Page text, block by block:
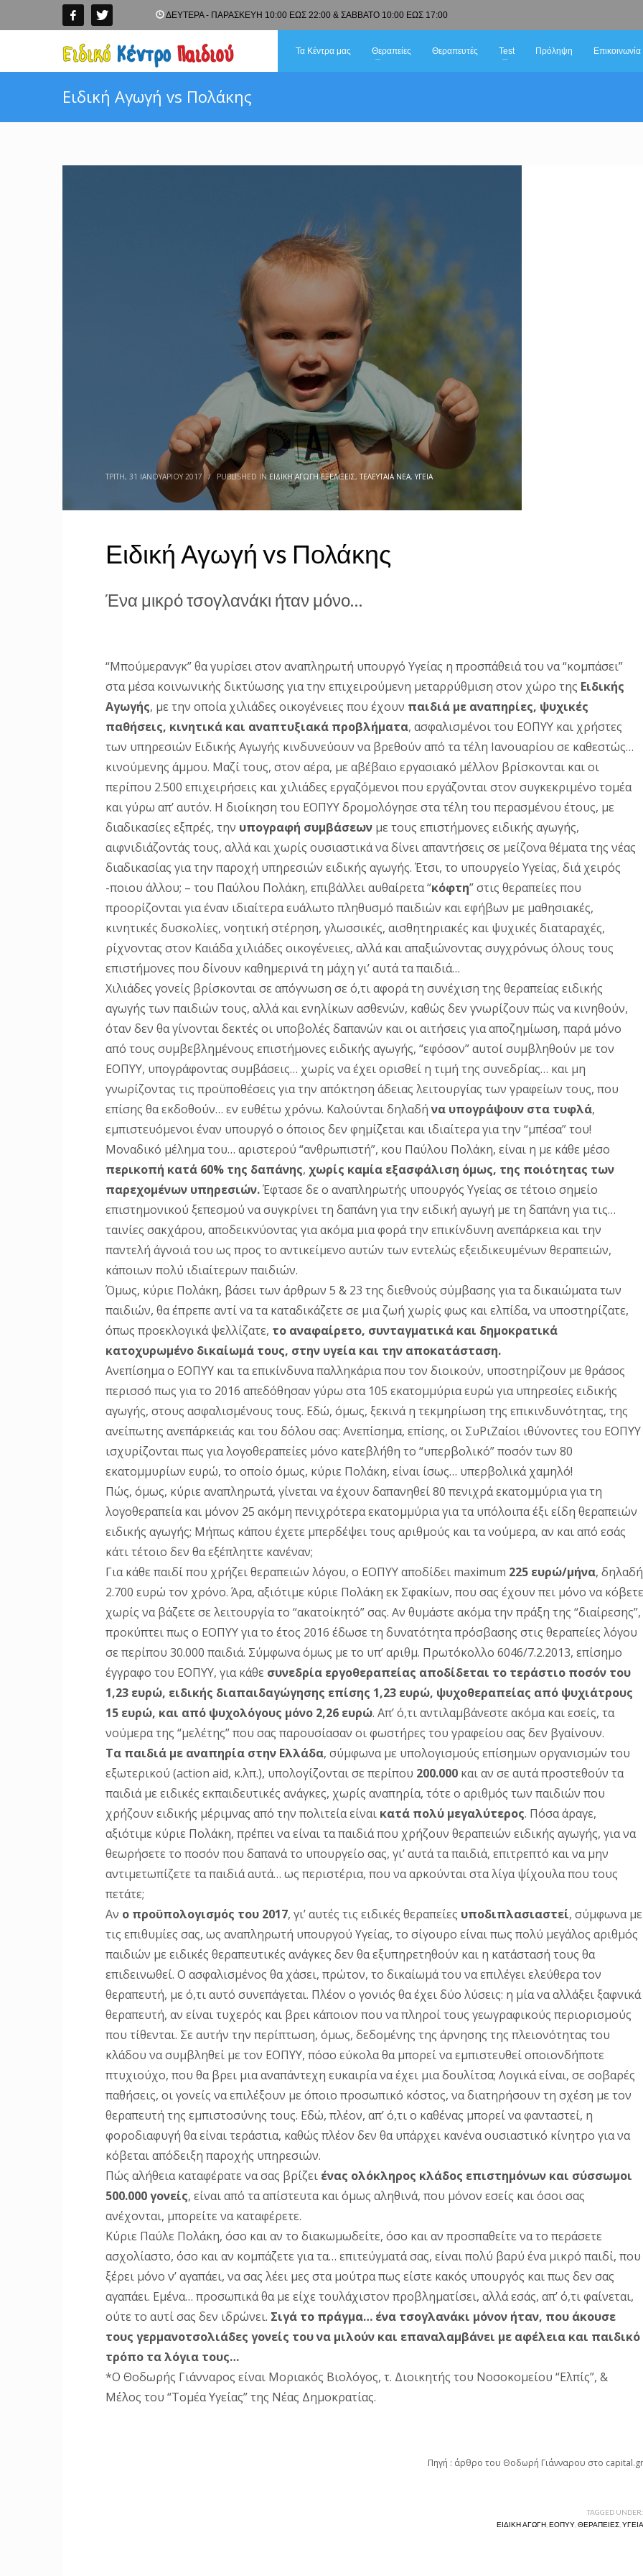
ΔΕΥΤΕΡΑ - ΠΑΡΑΣΚΕΥΗ 10:00 ΕΩΣ 22:00 & ΣΑΒΒΑΤΟ 10:00 ΕΩΣ 17:00
Τα Κέντρα μας Θεραπείες Θεραπευτές Test Πρόληψη Επικοινωνία
Ειδική Αγωγή vs Πολάκης
ΤΡΊΤΗ, 31 ΙΑΝΟΥΑΡΊΟΥ 2017 / PUBLISHED INΕΙΔΙΚΉ ΑΓΩΓΉ ΕΞΕΛΊΞΕΙΣ,ΤΕΛΕΥΤΑΊΑ ΝΈΑ, ΥΓΕΊΑ
Ειδική Αγωγή vs Πολάκης
Ένα μικρό τσογλανάκι ήταν μόνο…
“Μπούμερανγκ” θα γυρίσει στον αναπληρωτή υπουργό Υγείας η προσπάθειά του να “κομπάσει”
στα μέσα κοινωνικής δικτύωσης για την επιχειρούμενη μεταρρύθμιση στον χώρο της Ειδικής
Αγωγής, με την οποία χιλιάδες οικογένειες που έχουν παιδιά με αναπηρίες, ψυχικές
παθήσεις, κινητικά και αναπτυξιακά προβλήματα, ασφαλισμένοι του ΕΟΠΥΥ και χρήστες
των υπηρεσιών Ειδικής Αγωγής κινδυνεύουν να βρεθούν από τα τέλη Ιανουαρίου σε καθεστώς…
κινούμενης άμμου. Μαζί τους, στον αέρα, με αβέβαιο εργασιακό μέλλον βρίσκονται και οι
περίπου 2.500 επιχειρήσεις και χιλιάδες εργαζόμενοι που εργάζονται στον συγκεκριμένο τομέα
και γύρω απ’ αυτόν. Η διοίκηση του ΕΟΠΥΥ δρομολόγησε στα τέλη του περασμένου έτους, με
διαδικασίες εξπρές, την υπογραφή συμβάσεων με τους επιστήμονες ειδικής αγωγής,
αιφνιδιάζοντάς τους, αλλά και χωρίς ουσιαστικά να δίνει απαντήσεις σε μείζονα θέματα της νέας
διαδικασίας για την παροχή υπηρεσιών ειδικής αγωγής. Έτσι, το υπουργείο Υγείας, διά χειρός
-ποιου άλλου; – του Παύλου Πολάκη, επιβάλλει αυθαίρετα “κόφτη” στις θεραπείες που
προορίζονται για έναν ιδιαίτερα ευάλωτο πληθυσμό παιδιών και εφήβων με μαθησιακές,
κινητικές δυσκολίες, νοητική στέρηση, γλωσσικές, αισθητηριακές και ψυχικές διαταραχές,
ρίχνοντας στον Καιάδα χιλιάδες οικογένειες, αλλά και απαξιώνοντας συγχρόνως όλους τους
επιστήμονες που δίνουν καθημερινά τη μάχη γι’ αυτά τα παιδιά…
Χιλιάδες γονείς βρίσκονται σε απόγνωση σε ό,τι αφορά τη συνέχιση της θεραπείας ειδικής
αγωγής των παιδιών τους, αλλά και ενηλίκων ασθενών, καθώς δεν γνωρίζουν πώς να κινηθούν,
όταν δεν θα γίνονται δεκτές οι υποβολές δαπανών και οι αιτήσεις για αποζημίωση, παρά μόνο
από τους συμβεβλημένους επιστήμονες ειδικής αγωγής, “εφόσον” αυτοί συμβληθούν με τον
ΕΟΠΥΥ, υπογράφοντας συμβάσεις… χωρίς να έχει ορισθεί η τιμή της συνεδρίας… και μη
γνωρίζοντας τις προϋποθέσεις για την απόκτηση άδειας λειτουργίας των γραφείων τους, που
επίσης θα εκδοθούν… εν ευθέτω χρόνω. Καλούνται δηλαδήνα υπογράψουν στα τυφλά,
εμπιστευόμενοι έναν υπουργό ο όποιος δεν φημίζεται και ιδιαίτερα για την “μπέσα” του!
Μοναδικό μέλημα του… αριστερού “ανθρωπιστή”, κου Παύλου Πολάκη, είναι η με κάθε μέσο
περικοπή κατά 60% της δαπάνης, χωρίς καμία εξασφάλιση όμως, της ποιότητας των
παρεχομένων υπηρεσιών.Έφτασε δε ο αναπληρωτής υπουργός Υγείας σε τέτοιο σημείο
επιστημονικού ξεπεσμού να συγκρίνει τη δαπάνη για την ειδική αγωγή με τη δαπάνη για τις…
ταινίες σακχάρου, αποδεικνύοντας για ακόμα μια φορά την επικίνδυνη ανεπάρκεια και την
παντελή άγνοιά του ως προς το αντικείμενο αυτών των εντελώς εξειδικευμένων θεραπειών,
κάποιων πολύ ιδιαίτερων παιδιών.
Όμως, κύριε Πολάκη, βάσει των άρθρων 5 & 23 της διεθνούς σύμβασης για τα δικαιώματα των
παιδιών, θα έπρεπε αντί να τα καταδικάζετε σε μια ζωή χωρίς φως και ελπίδα, να υποστηρίζατε,
όπως προεκλογικά ψελλίζατε, το αναφαίρετο, συνταγματικά και δημοκρατικά
κατοχυρωμένο δικαίωμά τους, στην υγεία και την αποκατάσταση.
Ανεπίσημα ο ΕΟΠΥΥ και τα επικίνδυνα παλληκάρια που τον διοικούν, υποστηρίζουν με θράσος
περισσό πως για το 2016 απεδόθησαν γύρω στα 105 εκατομμύρια ευρώ για υπηρεσίες ειδικής
αγωγής, στους ασφαλισμένους τους. Εδώ, όμως, ξεκινά η τεκμηρίωση της επικινδυνότητας, της
ανείπωτης ανεπάρκειάς και του δόλου σας: Ανεπίσημα, επίσης, οι ΣυΡιΖαίοι ιθύνοντες του ΕΟΠΥΥ
ισχυρίζονται πως για λογοθεραπείες μόνο κατεβλήθη το “υπερβολικό” ποσόν των 80
εκατομμυρίων ευρώ, το οποίο όμως, κύριε Πολάκη, είναι ίσως… υπερβολικά χαμηλό!
Πώς, όμως, κύριε αναπληρωτά, γίνεται να έχουν δαπανηθεί 80 πενιχρά εκατομμύρια για τη
λογοθεραπεία και μόνον 25 ακόμη πενιχρότερα εκατομμύρια για τα υπόλοιπα έξι είδη θεραπειών
ειδικής αγωγής; Μήπως κάπου έχετε μπερδέψει τους αριθμούς και τα νούμερα, αν και από εσάς
κάτι τέτοιο δεν θα εξέπληττε κανέναν;
Για κάθε παιδί που χρήζει θεραπειών λόγου, ο ΕΟΠΥΥ αποδίδει maximum 225 ευρώ/μήνα, δηλαδή
2.700 ευρώ τον χρόνο. Άρα, αξιότιμε κύριε Πολάκη εκ Σφακίων, που σας έχουν πει μόνο να κόβετε
χωρίς να βάζετε σε λειτουργία το “ακατοίκητό” σας. Αν θυμάστε ακόμα την πράξη της “διαίρεσης”,
προκύπτει πως ο ΕΟΠΥΥ για το έτος 2016 έδωσε τη δυνατότητα πρόσβασης στις θεραπείες λόγου
σε περίπου 30.000 παιδιά. Σύμφωνα όμως με το υπ’ αριθμ. Πρωτόκολλο 6046/7.2.2013, επίσημο
έγγραφο του ΕΟΠΥΥ, για κάθε συνεδρία εργοθεραπείας αποδίδεται το τεράστιο ποσόν του
1,23 ευρώ, ειδικής διαπαιδαγώγησης επίσης 1,23 ευρώ, ψυχοθεραπείας από ψυχιάτρους
15 ευρώ, και από ψυχολόγους μόνο 2,26 ευρώ. Απ’ ό,τι αντιλαμβάνεστε ακόμα και εσείς, τα
νούμερα της “μελέτης” που σας παρουσίασαν οι φωστήρες του γραφείου σας δεν βγαίνουν.
Τα παιδιά με αναπηρία στην Ελλάδα, σύμφωνα με υπολογισμούς επίσημων οργανισμών του
εξωτερικού (action aid, κ.λπ.), υπολογίζονται σε περίπου 200.000 και αν σε αυτά προστεθούν τα
παιδιά με ειδικές εκπαιδευτικές ανάγκες, χωρίς αναπηρία, τότε ο αριθμός των παιδιών που
χρήζουν ειδικής μέριμνας από την πολιτεία είναι κατά πολύ μεγαλύτερος. Πόσα άραγε,
αξιότιμε κύριε Πολάκη, πρέπει να είναι τα παιδιά που χρήζουν θεραπειών ειδικής αγωγής, για να
θεωρήσετε το ποσόν που δαπανά το υπουργείο σας, γι’ αυτά τα παιδιά, επιτρεπτό και να μην
αντιμετωπίζετε τα παιδιά αυτά… ως περιστέρια, που να αρκούνται στα λίγα ψίχουλα που τους
πετάτε;
Αν ο προϋπολογισμός του 2017, γι’ αυτές τις ειδικές θεραπείες υποδιπλασιαστεί, σύμφωνα με
τις επιθυμίες σας, ως αναπληρωτή υπουργού Υγείας, το σίγουρο είναι πως πολύ μεγάλος αριθμός
παιδιών με ειδικές θεραπευτικές ανάγκες δεν θα εξυπηρετηθούν και η κατάστασή τους θα
επιδεινωθεί. Ο ασφαλισμένος θα χάσει, πρώτον, το δικαίωμά του να επιλέγει ελεύθερα τον
θεραπευτή, με ό,τι αυτό συνεπάγεται. Πλέον ο γονιός θα έχει δύο λύσεις: η μία να αλλάξει ξαφνικά
θεραπευτή, αν είναι τυχερός και βρει κάποιον που να πληροί τους γεωγραφικούς περιορισμούς
που τίθενται. Σε αυτήν την περίπτωση, όμως, δεδομένης της άρνησης της πλειονότητας του
κλάδου να συμβληθεί με τον ΕΟΠΥΥ, πόσο εύκολα θα μπορεί να εμπιστευθεί οποιονδήποτε
πτυχιούχο, που θα βρει μια αναπάντεχη ευκαιρία να έχει μια δουλίτσα; Λογικά είναι, σε σοβαρές
παθήσεις, οι γονείς να επιλέξουν με όποιο προσωπικό κόστος, να διατηρήσουν τη σχέση με τον
θεραπευτή της εμπιστοσύνης τους. Εδώ, πλέον, απ’ ό,τι ο καθένας μπορεί να φανταστεί, η
φοροδιαφυγή θα είναι τεράστια, καθώς πλέον δεν θα υπάρχει κανένα ουσιαστικό κίνητρο για να
κόβεται απόδειξη παροχής υπηρεσιών.
Πώς αλήθεια καταφέρατε να σας βρίζει ένας ολόκληρος κλάδος επιστημόνων και σύσσωμοι
500.000 γονείς, είναι από τα απίστευτα και όμως αληθινά, που μόνον εσείς και όσοι σας
ανέχονται, μπορείτε να καταφέρετε.
Κύριε Παύλε Πολάκη, όσο και αν το διακωμωδείτε, όσο και αν προσπαθείτε να το περάσετε
ασχολίαστο, όσο και αν κομπάζετε για τα… επιτεύγματά σας, είναι πολύ βαρύ ένα μικρό παιδί, που
ξέρει μόνο ν’ αγαπάει, να σας λέει μες στα μούτρα πως είστε κακός υπουργός και πως δεν σας
αγαπάει. Εμένα… προσωπικά θα με είχε τουλάχιστον προβληματίσει, αλλά εσάς, απ’ ό,τι φαίνεται,
ούτε το αυτί σας δεν ιδρώνει. Σιγά το πράγμα… ένα τσογλανάκι μόνον ήταν, που άκουσε
τους γερμανοτσολιάδες γονείς του να μιλούν και επαναλαμβάνει με αφέλεια και παιδικό
τρόπο τα λόγια τους…
*Ο Θοδωρής Γιάνναρος είναι Μοριακός Βιολόγος, τ. Διοικητής του Νοσοκομείου “Ελπίς”, &
Μέλος του “Τομέα Υγείας” της Νέας Δημοκρατίας.
Πηγή : άρθρο του Θοδωρή Γιάνναρου στο capital.gr
TAGGED UNDER:
ΕΙΔΙΚΉ ΑΓΩΓΉ ΕΟΠΥΥ ΘΕΡΑΠΕΊΕΣ ΥΓΕΊΑ